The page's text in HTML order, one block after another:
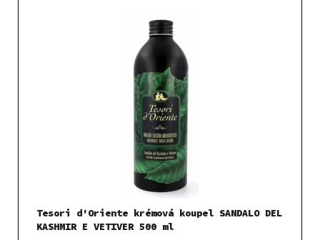
Tesori d'Oriente krémová koupel SANDALO DEL
KASHMIR E VETIVER 500 ml